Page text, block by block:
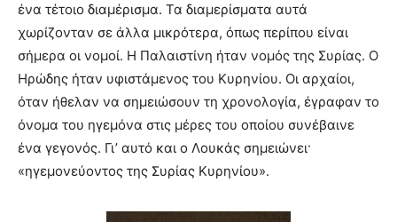
ένα τέτοιο διαμέρισμα. Τα διαμερίσματα αυτά
χωρίζονταν σε άλλα μικρότερα, όπως περίπου είναι
σήμερα οι νομοί. Η Παλαιστίνη ήταν νομός της Συρίας. Ο
Ηρώδης ήταν υφιστάμενος του Κυρηνίου. Οι αρχαίοι,
όταν ήθελαν να σημειώσουν τη χρονολογία, έγραφαν το
όνομα του ηγεμόνα στις μέρες του οποίου συνέβαινε
ένα γεγονός. Γι’ αυτό και ο Λουκάς σημειώνει·
«ηγεμονεύοντος της Συρίας Κυρηνίου».